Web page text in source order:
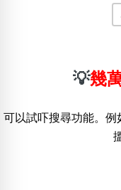
💡幾
可以試吓搜尋功能。